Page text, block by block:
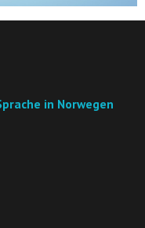
in Norwegen